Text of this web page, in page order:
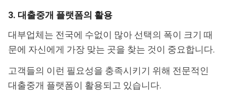
3. 대출중개 플랫폼의 활용
대부업체는 전국에 수없이 많아 선택의 폭이 크기 때
문에 자신에게 가장 맞는 곳을 찾는 것이 중요합니다.
고객들의 이런 필요성을 충족시키기 위해 전문적인
대출중개 플랫폼이 활용되고 있습니다.